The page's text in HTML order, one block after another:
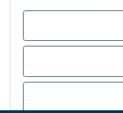
Bequem bezahlen